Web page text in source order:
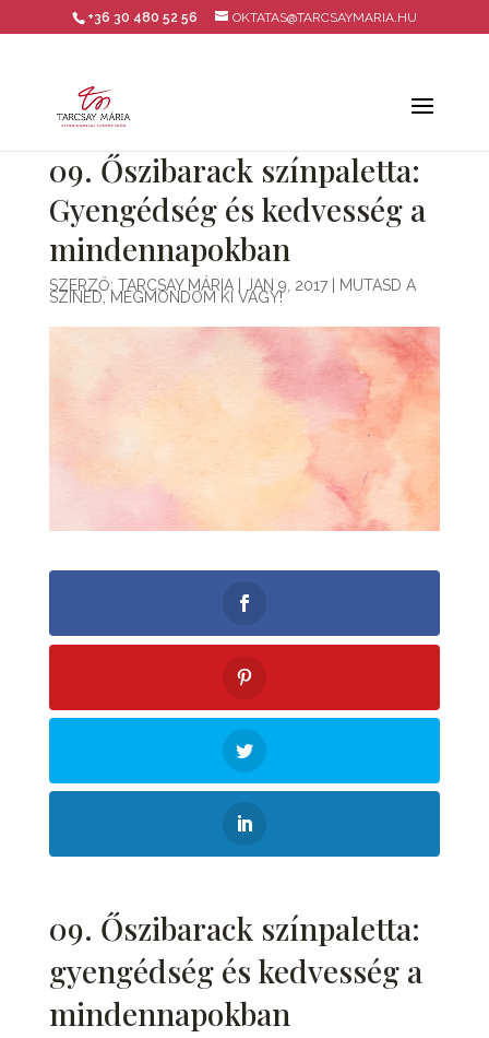
+36 30 480 52 56 OKTATAS@TARCSAYMARIA.HU
09. Őszibarack színpaletta:
Gyengédség és kedvesség a
mindennapokban
SZERZŐ: TARCSAY MÁRIA| JAN 9, 2017| MUTASD A
SZÍNED, MEGMONDOM KI VAGY!
09. Őszibarack színpaletta:
gyengédség és kedvesség a
mindennapokban